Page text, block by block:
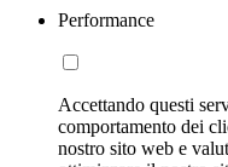
Performance
Accettando questi
comportamento dei
nostro sito web e